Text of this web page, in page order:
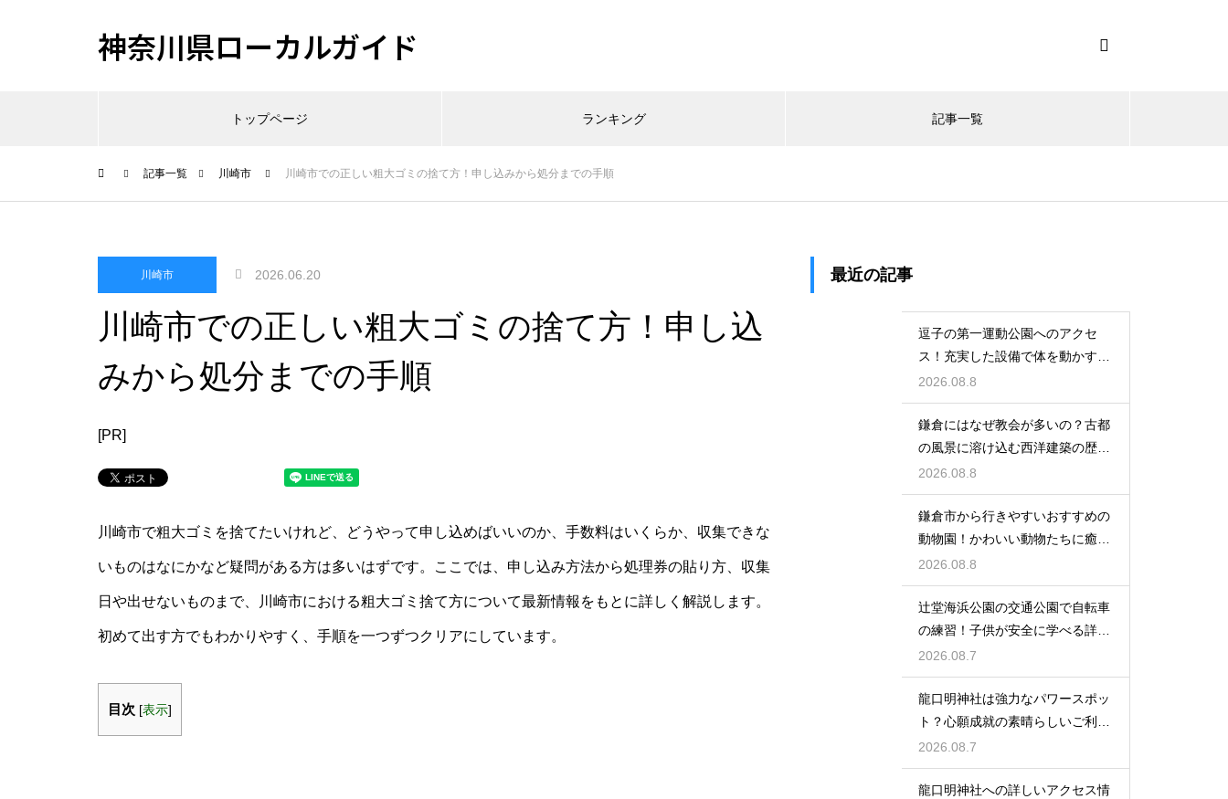
神奈川県ローカルガイド
トップページ ランキング 記事一覧
記事一覧 川崎市 川崎市での正しい粗大ゴミの捨て方！申し込みから処分までの手順
川崎市 2026.06.20
川崎市での正しい粗大ゴミの捨て方！申し込
みから処分までの手順
[PR]
川崎市で粗大ゴミを捨てたいけれど、どうやって申し込めばいいのか、手数料はいくらか、収集できな
いものはなにかなど疑問がある方は多いはずです。ここでは、申し込み方法から処理券の貼り方、収集
日や出せないものまで、川崎市における粗大ゴミ捨て方について最新情報をもとに詳しく解説します。
初めて出す方でもわかりやすく、手順を一つずつクリアにしています。
目次 [表示]
最近の記事
逗子の第一運動公園へのアクセ
ス！充実した設備で体を動かす休
日のレビュー
2026.08.8
鎌倉にはなぜ教会が多いの？古都
の風景に溶け込む西洋建築の歴史
と謎に迫る
2026.08.8
鎌倉市から行きやすいおすすめの
動物園！かわいい動物たちに癒さ
れる休日
2026.08.8
辻堂海浜公園の交通公園で自転車
の練習！子供が安全に学べる詳細
レビュー
2026.08.7
龍口明神社は強力なパワースポッ
ト？心願成就の素晴らしいご利益
を授かる
2026.08.7
龍口明神社への詳しいアクセス情